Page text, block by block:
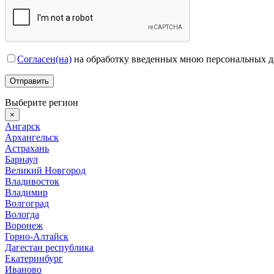
Согласен(на) на обработку введенных мною персональных
Выберите регион
×
Ангарск
Архангельск
Астрахань
Барнаул
Великий Новгород
Владивосток
Владимир
Волгоград
Вологда
Воронеж
Горно-Алтайск
Дагестан республика
Екатеринбург
Иваново